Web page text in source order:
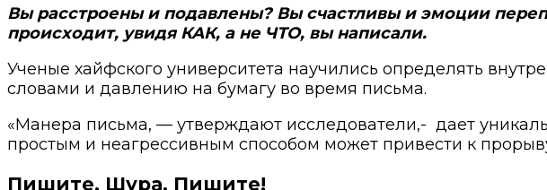
Вы расстроены и подавлены? Вы счастливы и эмоции
происходит, увидя КАК, а не ЧТО, вы написали.
Ученые хайфского университета научились определять
словами и давлению на бумагу во время письма.
«Манера письма, — утверждают исследователи,- дает
простым и неагрессивным способом может привести к
Пишите, Шура. Пишите!